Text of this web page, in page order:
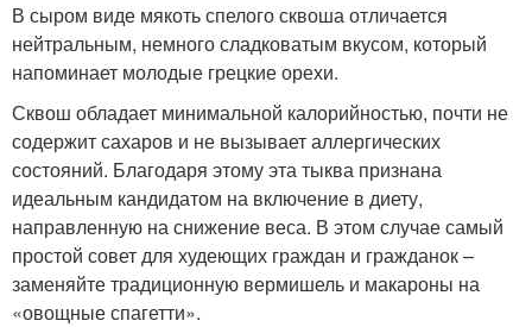
В сыром виде мякоть спелого сквоша отличается
нейтральным, немного сладковатым вкусом, который
напоминает молодые грецкие орехи.
Сквош обладает минимальной калорийностью, почти не
содержит сахаров и не вызывает аллергических
состояний. Благодаря этому эта тыква признана
идеальным кандидатом на включение в диету,
направленную на снижение веса. В этом случае самый
простой совет для худеющих граждан и гражданок –
заменяйте традиционную вермишель и макароны на
«овощные спагетти».